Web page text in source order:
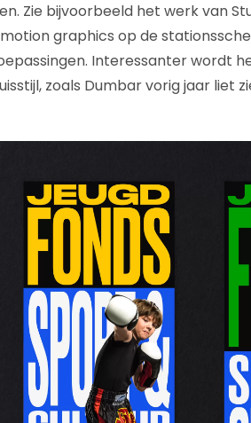
Zie bijvoorbeeld het werk van
graphics op de
Interessanter wordt
zoals Dumbar vorig jaar liet